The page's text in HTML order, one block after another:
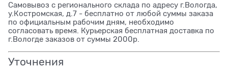
Самовывоз с регионального склада по адресу г.Вологда,
у.Костромская, д.7 - бесплатно от любой суммы заказа
по официальным рабочим дням, необходимо
согласовать время. Курьерская бесплатная доставка по
г.Вологде заказов от суммы 2000р.
Уточнения